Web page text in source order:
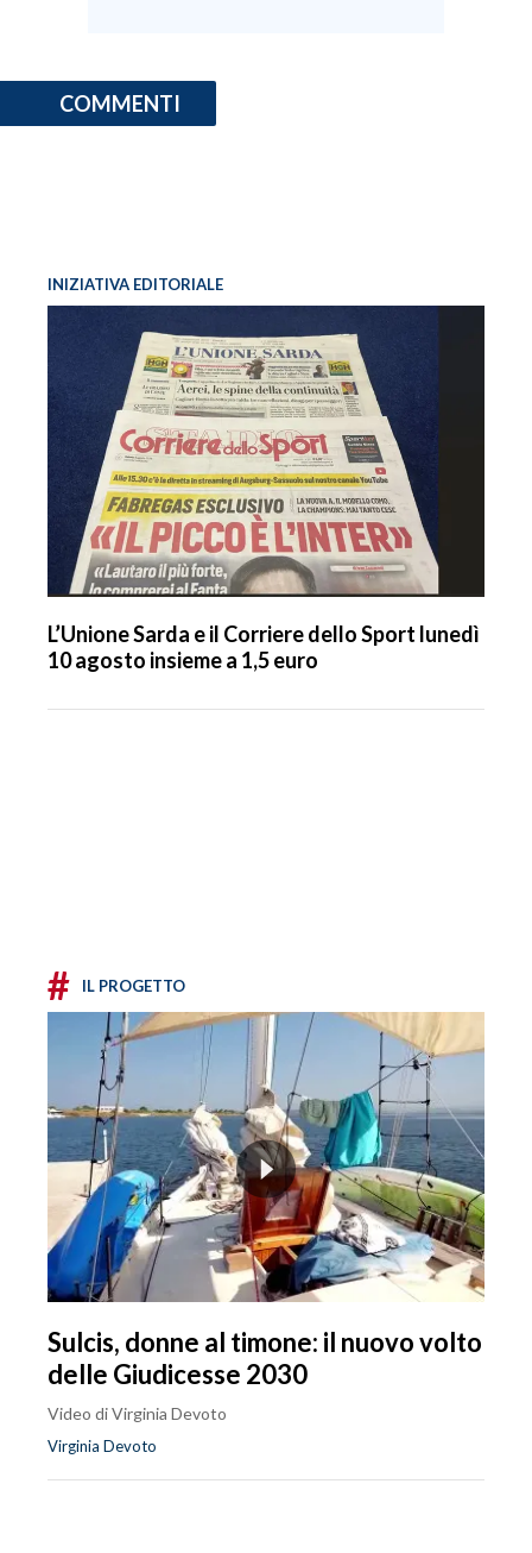
COMMENTI
INIZIATIVA EDITORIALE
L’Unione Sarda e il Corriere dello Sport lunedì
10 agosto insieme a 1,5 euro
# IL PROGETTO
Sulcis, donne al timone: il nuovo volto
delle Giudicesse 2030
Video di Virginia Devoto
Virginia Devoto